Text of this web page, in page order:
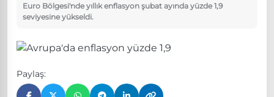
Euro Bölgesi'nde yıllık enflasyon şubat ayında yüzde 1,9
seviyesine yükseldi.
Paylaş: